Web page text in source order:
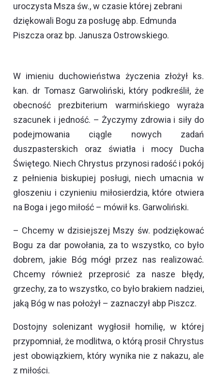
uroczysta Msza św., w czasie której zebrani
dziękowali Bogu za posługę abp. Edmunda
Piszcza oraz bp. Janusza Ostrowskiego.
W imieniu duchowieństwa życzenia złożył ks.
kan. dr Tomasz Garwoliński, który podkreślił, że
obecność prezbiterium warmińskiego wyraża
szacunek i jedność. – Życzymy zdrowia i siły do
podejmowania ciągle nowych zadań
duszpasterskich oraz światła i mocy Ducha
Świętego. Niech Chrystus przynosi radość i pokój
z pełnienia biskupiej posługi, niech umacnia w
głoszeniu i czynieniu miłosierdzia, które otwiera
na Boga i jego miłość – mówił ks. Garwoliński.
– Chcemy w dzisiejszej Mszy św. podziękować
Bogu za dar powołania, za to wszystko, co było
dobrem, jakie Bóg mógł przez nas realizować.
Chcemy również przeprosić za nasze błędy,
grzechy, za to wszystko, co było brakiem nadziei,
jaką Bóg w nas położył – zaznaczył abp Piszcz.
Dostojny solenizant wygłosił homilię, w której
przypomniał, że modlitwa, o którą prosił Chrystus
jest obowiązkiem, który wynika nie z nakazu, ale
z miłości.